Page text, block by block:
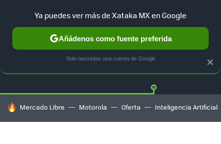
TESLA UBER AUTO ELECTRICO Twitter
HOY SE HABLA DE
Mercado Libre Motorola Oferta Inteligencia Artificial
×
Ya puedes ver más de Xataka MX en Google
Añádenos como fuente preferida
Solo necesitas una cuenta de Google